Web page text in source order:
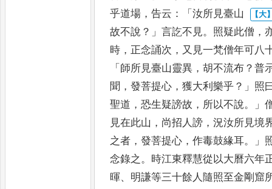
乎道場 ，告云 ：「汝所見臺山
故不說 ？」言訖不見。 照疑此僧 ，
時 ， 正念誦次 ， 又見一梵僧年可八
「 師所見臺山靈異 ，胡不流布 ？普
聞 ，發菩提心 ，獲大利樂乎 ？」 照
聖道 ，恐生疑謗故 ， 所以不說。」
見在此山 ， 尚招人謗 ，況汝所見境
之者 ，發菩提心 ，作毒鼓緣耳。」
念錄之。 時江東釋慧從以大曆六年
暉、 明謙等三十餘人隨照至金剛窟